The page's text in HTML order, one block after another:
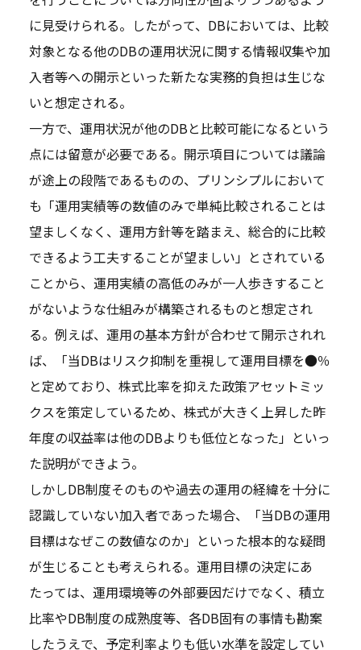
に見受けられる。したがって、DBにおいては、比較
対象となる他のDBの運用状況に関する情報収集や加
入者等への開示といった新たな実務的負担は生じな
いと想定される。
一方で、運用状況が他のDBと比較可能になるという
点には留意が必要である。開示項目については議論
が途上の段階であるものの、プリンシプルにおいて
も「運用実績等の数値のみで単純比較されることは
望ましくなく、運用方針等を踏まえ、総合的に比較
できるよう工夫することが望ましい」とされている
ことから、運用実績の高低のみが一人歩きすること
がないような仕組みが構築されるものと想定され
る。例えば、運用の基本方針が合わせて開示されれ
ば、「当DBはリスク抑制を重視して運用目標を●％
と定めており、株式比率を抑えた政策アセットミッ
クスを策定しているため、株式が大きく上昇した昨
年度の収益率は他のDBよりも低位となった」といっ
た説明ができよう。
しかしDB制度そのものや過去の運用の経緯を十分に
認識していない加入者であった場合、「当DBの運用
目標はなぜこの数値なのか」といった根本的な疑問
が生じることも考えられる。運用目標の決定にあ
たっては、運用環境等の外部要因だけでなく、積立
比率やDB制度の成熟度等、各DB固有の事情も勘案
したうえで、予定利率よりも低い水準を設定してい